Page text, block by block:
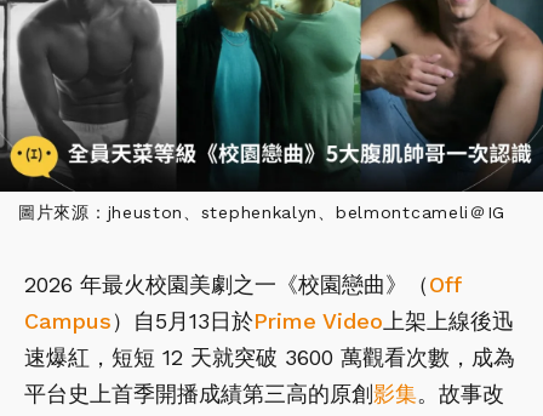
圖片來源：jheuston、stephenkalyn、belmontcameli＠IG
2026 年最火校園美劇之一《校園戀曲》（Off
Campus）自5月13日於Prime Video上架上線後迅
速爆紅，短短 12 天就突破 3600 萬觀看次數，成為
平台史上首季開播成績第三高的原創影集。故事改